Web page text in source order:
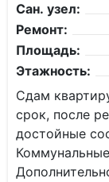
Сан. узел:
Ремонт:
Площадь:
Этажность:
Сдам
срок, после
достойные